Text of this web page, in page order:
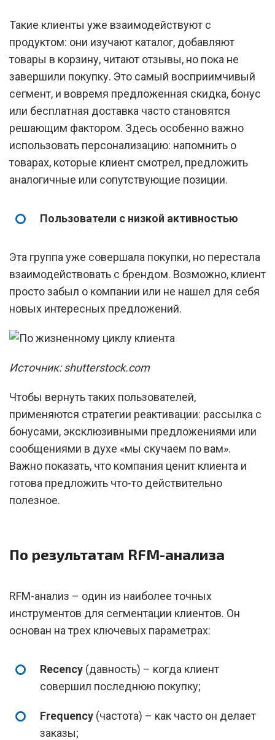
Такие клиенты уже взаимодействуют с
продуктом: они изучают каталог, добавляют
товары в корзину, читают отзывы, но пока не
завершили покупку. Это самый восприимчивый
сегмент, и вовремя предложенная скидка, бонус
или бесплатная доставка часто становятся
решающим фактором. Здесь особенно важно
использовать персонализацию: напомнить о
товарах, которые клиент смотрел, предложить
аналогичные или сопутствующие позиции.
Пользователи с низкой активностью
Эта группа уже совершала покупки, но перестала
взаимодействовать с брендом. Возможно, клиент
просто забыл о компании или не нашел для себя
новых интересных предложений.
Источник: shutterstock.com
Чтобы вернуть таких пользователей,
применяются стратегии реактивации: рассылка с
бонусами, эксклюзивными предложениями или
сообщениями в духе «мы скучаем по вам».
Важно показать, что компания ценит клиента и
готова предложить что-то действительно
полезное.
По результатам RFM-анализа
RFM-анализ – один из наиболее точных
инструментов для сегментации клиентов. Он
основан на трех ключевых параметрах:
Recency (давность) – когда клиент
совершил последнюю покупку;
Frequency (частота) – как часто он делает
заказы;